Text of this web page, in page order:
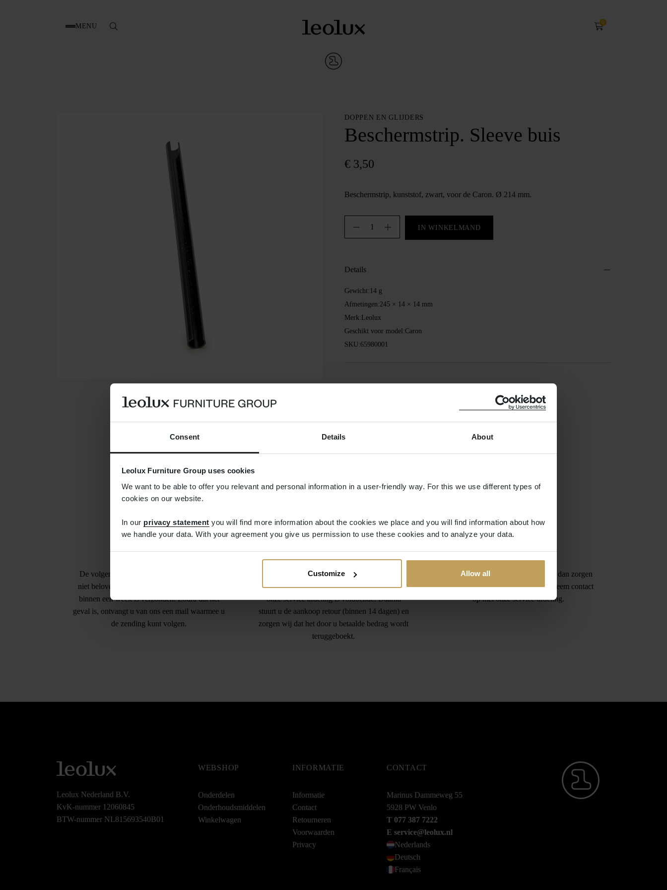
Consent Details About
Leolux Furniture Group uses cookies
We want to be able to offer you relevant and personal information in a user-friendly way. For this we use different types of
cookies on our website.
In our privacy statement you will find more information about the cookies we place and you will find information about how
we handle your data. With your agreement you give us permission to use these cookies and to analyze your data.
Customize Allow all
MENU
Zoek
0
DOPPEN EN GLIJDERS
Beschermstrip. Sleeve buis
€ 3,50
Beschermstrip, kunststof, zwart, voor de Caron. Ø 214 mm.
Beschermstrip.
Sleeve
IN WINKELMAND
Details
Gewicht: 14 g
Afmetingen:245 × 14 × 14 mm
Merk: Leolux
Geschikt voor model:Caron
SKU:65980001
Levertijd
De volgende dag bezorgd kunnen we helaas
niet beloven. We zorgen wel dat de bestelling
binnen een week is verzonden. Zodra dat het
geval is, ontvangt u van ons een mail waarmee u
de zending kunt volgen.
Gratis retourneren
Teveel besteld? Het verkeerde product besteld?
Geen probleem. Een kort berichtje aan
onze service afdeling is voldoende. Daarna
stuurt u de aankoop retour (binnen 14 dagen) en
zorgen wij dat het door u betaalde bedrag wordt
teruggeboekt.
Garantie
Is het gekochte product niet in orde, dan zorgen
wij voor een vervangend product. Neem contact
op met onze service-afdeling.
Leolux Nederland B.V.
KvK-nummer 12060845
BTW-nummer NL815693540B01
WEBSHOP
Onderdelen
Onderhoudsmiddelen
Winkelwagen
INFORMATIE
Informatie
Contact
Retourneren
Voorwaarden
Privacy
CONTACT
Marinus Dammeweg 55
5928 PW Venlo
T 077 387 7222
E service@leolux.nl
Nederlands
Deutsch
Français